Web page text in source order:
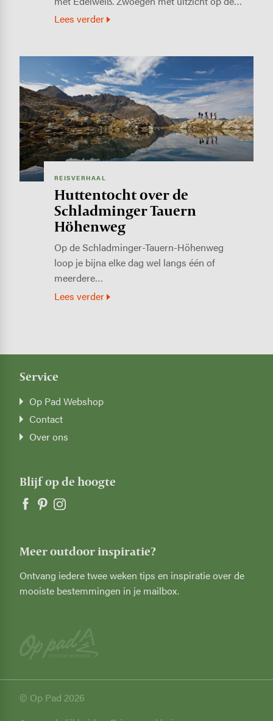
Lees verder
REISVERHAAL
Huttentocht over de
Schladminger Tauern
Höhenweg
Op de Schladminger-Tauern-Höhenweg
loop je bijna elke dag wel langs één of
meerdere…
Lees verder
Service
Op Pad Webshop
Contact
Over ons
Blijf op de hoogte
Meer outdoor inspiratie?
Ontvang iedere twee weken tips en inspiratie over de
mooiste bestemmingen in je mailbox.
© Op Pad 2026